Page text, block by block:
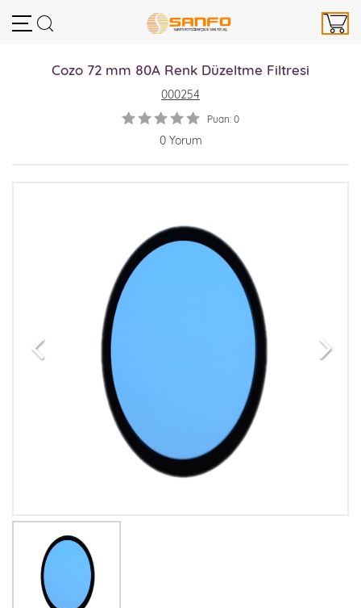
Cozo 72 mm 80A Renk Düzeltme Filtresi
000254
Puan: 0
0 Yorum